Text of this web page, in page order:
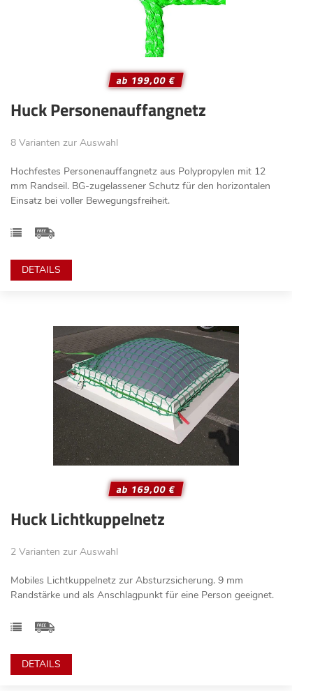
ab 199,00 €
Huck Personenauffangnetz
8 Varianten zur Auswahl
Hochfestes Personenauffangnetz aus Polypropylen mit 12
mm Randseil. BG-zugelassener Schutz für den horizontalen
Einsatz bei voller Bewegungsfreiheit.
DETAILS
ab 169,00 €
Huck Lichtkuppelnetz
2 Varianten zur Auswahl
Mobiles Lichtkuppelnetz zur Absturzsicherung. 9 mm
Randstärke und als Anschlagpunkt für eine Person geeignet.
DETAILS